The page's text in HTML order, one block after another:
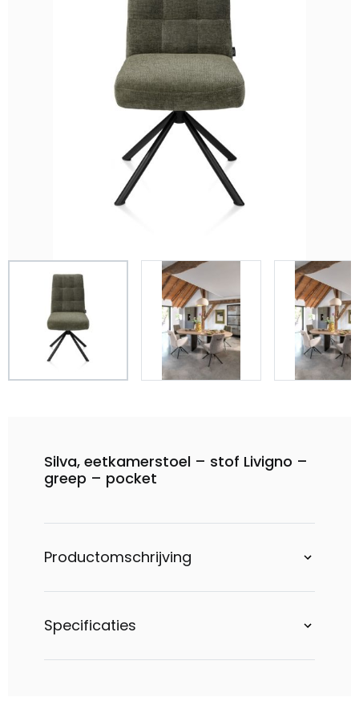
Silva, eetkamerstoel – stof Livigno –
greep – pocket
Productomschrijving
Specificaties